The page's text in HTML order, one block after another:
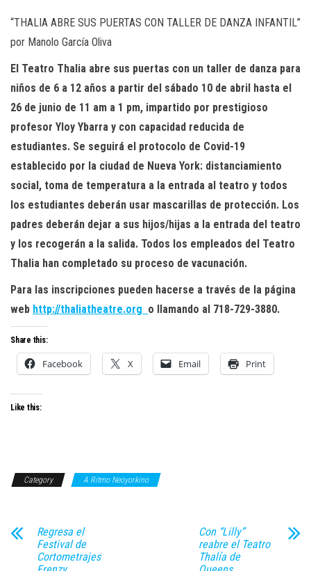
“THALIA ABRE SUS PUERTAS CON TALLER DE DANZA INFANTIL”
por Manolo García Oliva
El Teatro Thalia abre sus puertas con un taller de danza para
niños de 6 a 12 años a partir del sábado 10 de abril hasta el
26 de junio de 11 am a 1 pm, impartido por prestigioso
profesor Yloy Ybarra y con capacidad reducida de
estudiantes. Se seguirá el protocolo de Covid-19
establecido por la ciudad de Nueva York: distanciamiento
social, toma de temperatura a la entrada al teatro y todos
los estudiantes deberán usar mascarillas de protección. Los
padres deberán dejar a sus hijos/hijas a la entrada del teatro
y los recogerán a la salida. Todos los empleados del Teatro
Thalia han completado su proceso de vacunación.
Para las inscripciones pueden hacerse a través de la página
web http://thaliatheatre.org o llamando al 718-729-3880.
Share this:
Facebook X Email Print
Like this:
Category A Ritmo Neoyorkino
Regresa el
Festival de
Cortometrajes
Con “Lilly”
reabre el Teatro
Thalía de